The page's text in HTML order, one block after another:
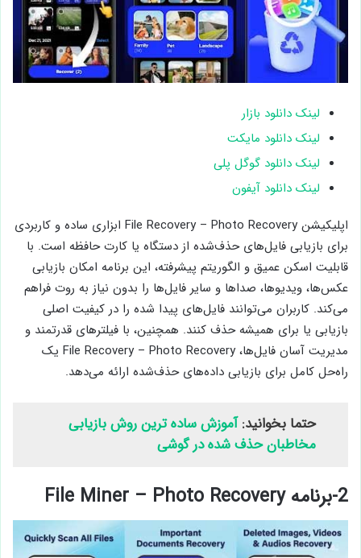
لینک دانلود بازار
لینک دانلود مایکت
لینک دانلود گوگل پلی
لینک دانلود آیفون
اپلیکیشن File Recovery – Photo Recovery ابزاری ساده و کاربردی
برای بازیابی فایل‌های حذف‌شده از دستگاه یا کارت حافظه است. با
قابلیت اسکن عمیق و الگوریتم پیشرفته، این برنامه امکان بازیابی
عکس‌ها، ویدیوها، صداها و سایر فایل‌ها را بدون نیاز به روت فراهم
می‌کند. کاربران می‌توانند فایل‌های پیدا شده را در کیفیت اصلی
بازیابی یا برای همیشه حذف کنند. همچنین، با فیلترهای قدرتمند و
مدیریت آسان فایل‌ها، File Recovery – Photo Recovery یک
راه‌حل کامل برای بازیابی داده‌های حذف‌شده ارائه می‌دهد.
حتما بخوانید:آموزش ساده ترین روش بازیابی
مخاطبان حذف شده در گوشی
2-برنامه File Miner – Photo Recovery